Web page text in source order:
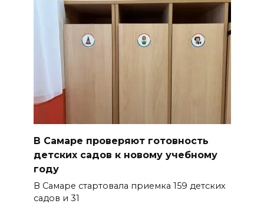
В Самаре проверяют готовность
детских садов к новому учебному
году
В Самаре стартовала приемка 159 детских
садов и 31